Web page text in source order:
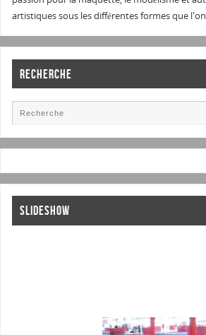
artistiques sous les différentes formes que
RECHERCHE
SLIDESHOW